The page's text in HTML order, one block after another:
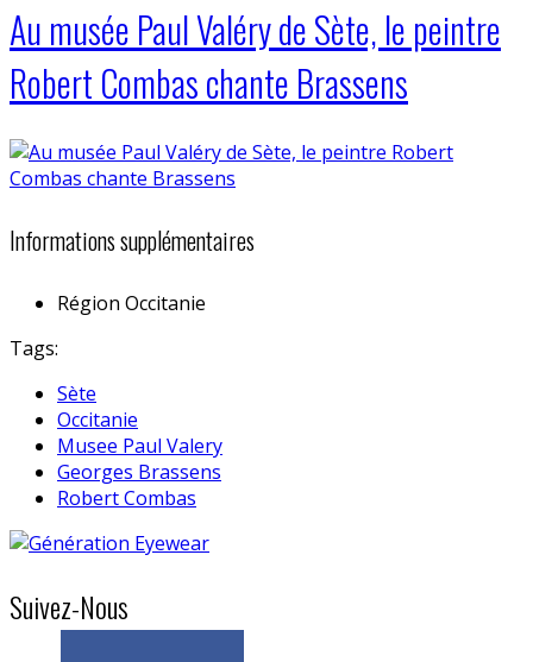
Au musée Paul Valéry de Sète, le peintre
Robert Combas chante Brassens
Informations supplémentaires
Région Occitanie
Tags:
Sète
Occitanie
Musee Paul Valery
Georges Brassens
Robert Combas
Suivez-Nous